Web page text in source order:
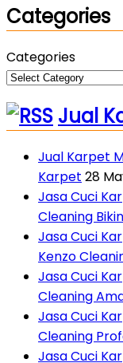
Categories
Categories
Jual
Jual Karpet
Karpet 28
Jasa Cuci
Cleaning
Jasa Cuci
Kenzo
Jasa Cuci
Cleaning
Jasa Cuci
Cleaning
Jasa Cuci